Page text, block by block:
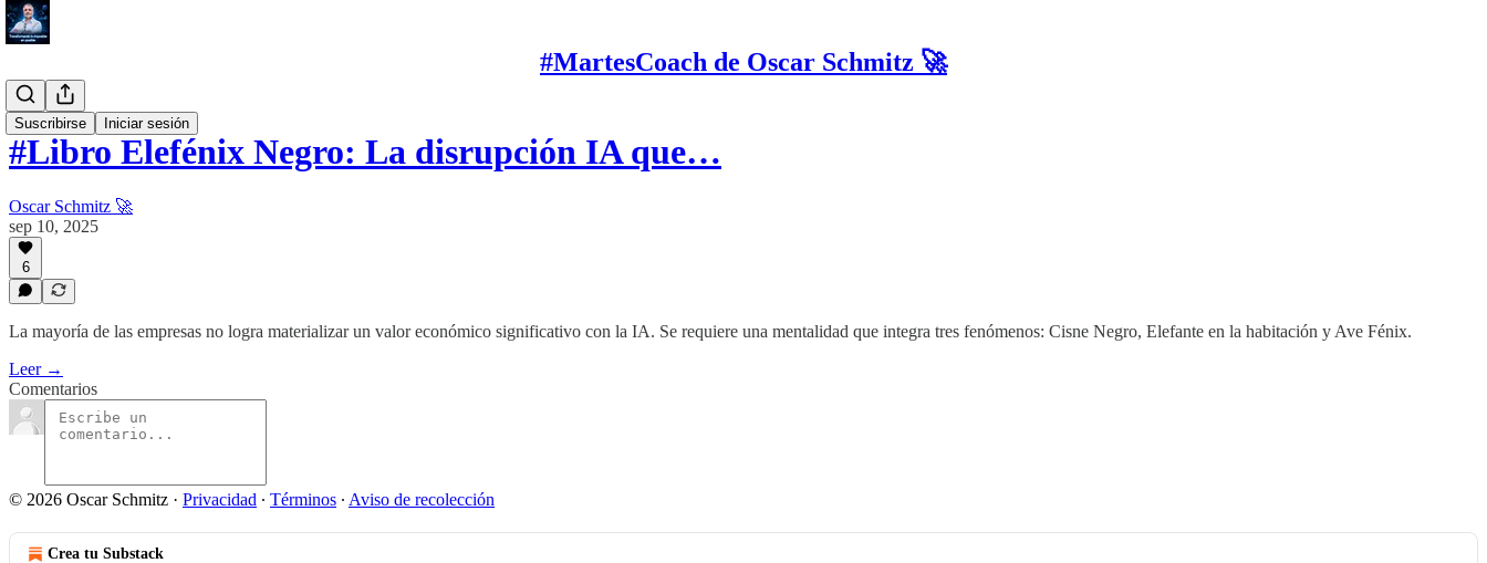
#MartesCoach de Oscar Schmitz 🚀
Suscribirse Iniciar sesión
#Tool
#Libro Elefénix Negro: La disrupción IA que…
Oscar Schmitz 🚀
sep 10, 2025
6
La mayoría de las empresas no logra materializar un valor económico significativo con la IA. Se requiere una mentalidad que integra tres fenómenos: Cisne Negro, Elefante en la habitación y Ave Fénix.
Leer →
Comentarios
© 2026 Oscar Schmitz · Privacidad ∙ Términos ∙ Aviso de recolección
Crea tu Substack